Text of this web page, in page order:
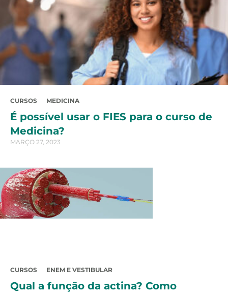
CURSOS MEDICINA
É possível usar o FIES para o curso de
Medicina?
MARÇO 27, 2023
CURSOS ENEM E VESTIBULAR
Qual a função da actina? Como